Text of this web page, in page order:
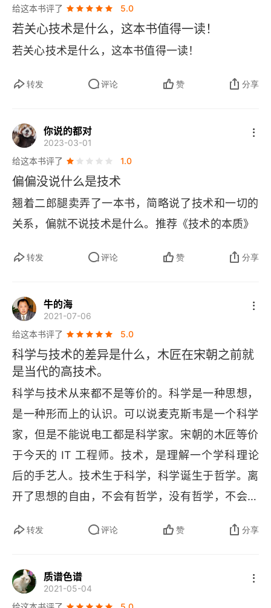
给这本书评了
5.0
若关心技术是什么，这本书值得一读！
若关心技术是什么，这本书值得一读！
转发 评论 赞 分享
你说的都对
2023-03-01
给这本书评了
1.0
偏偏没说什么是技术
翘着二郎腿卖弄了一本书，简略说了技术和一切的
关系，偏就不说技术是什么。推荐《技术的本质》
转发 评论 赞 分享
牛的海
2021-07-06
给这本书评了
5.0
科学与技术的差异是什么，木匠在宋朝之前就
是当代的高技术。
科学与技术从来都不是等价的。科学是一种思想，
是一种形而上的认识。可以说麦克斯韦是一个科学
家，但是不能说电工都是科学家。宋朝的木匠等价
于今天的 IT 工程师。技术，是理解一个学科理论
后的手艺人。技术生于科学，科学诞生于哲学。离
开了思想的自由，不会有哲学，没有哲学，不会有
术创新，是缘木求鱼。
转发 评论 赞 分享
质谱色谱
2021-05-04